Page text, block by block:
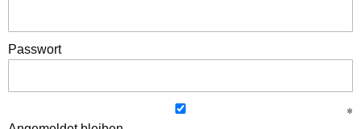
Passwort